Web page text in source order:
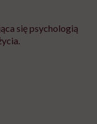
się psychologią